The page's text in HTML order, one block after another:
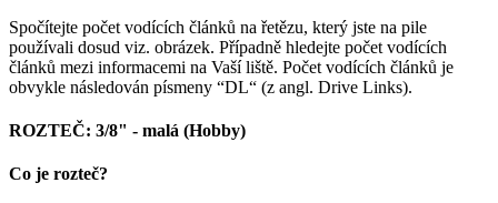
Spočítejte počet vodících článků na řetězu, který jste na pile
používali dosud viz. obrázek. Případně hledejte počet vodících
článků mezi informacemi na Vaší liště. Počet vodících článků je
obvykle následován písmeny “DL“ (z angl. Drive Links).
ROZTEČ: 3/8" - malá (Hobby)
Co je rozteč?